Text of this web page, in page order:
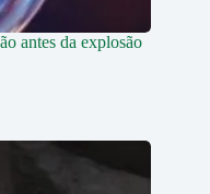
antes da explosão